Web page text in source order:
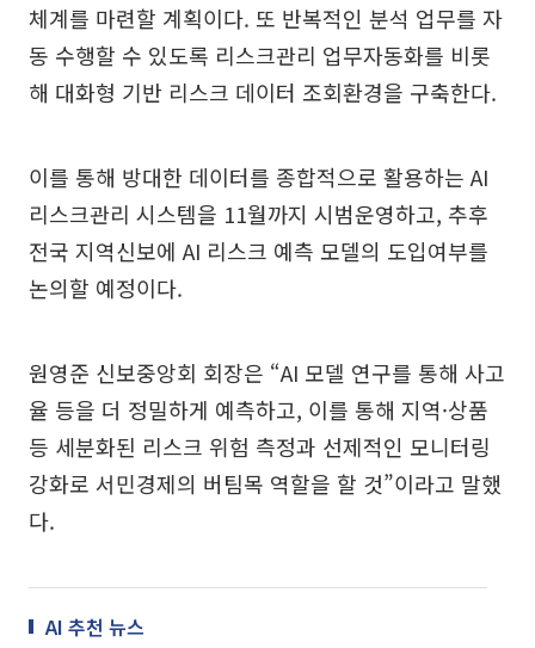
체계를 마련할 계획이다. 또 반복적인 분석 업무를 자
동 수행할 수 있도록 리스크관리 업무자동화를 비롯
해 대화형 기반 리스크 데이터 조회환경을 구축한다.
이를 통해 방대한 데이터를 종합적으로 활용하는 AI
리스크관리 시스템을 11월까지 시범운영하고, 추후
전국 지역신보에 AI 리스크 예측 모델의 도입여부를
논의할 예정이다.
원영준 신보중앙회 회장은 “AI 모델 연구를 통해 사고
율 등을 더 정밀하게 예측하고, 이를 통해 지역·상품
등 세분화된 리스크 위험 측정과 선제적인 모니터링
강화로 서민경제의 버팀목 역할을 할 것”이라고 말했
다.
AI 추천 뉴스